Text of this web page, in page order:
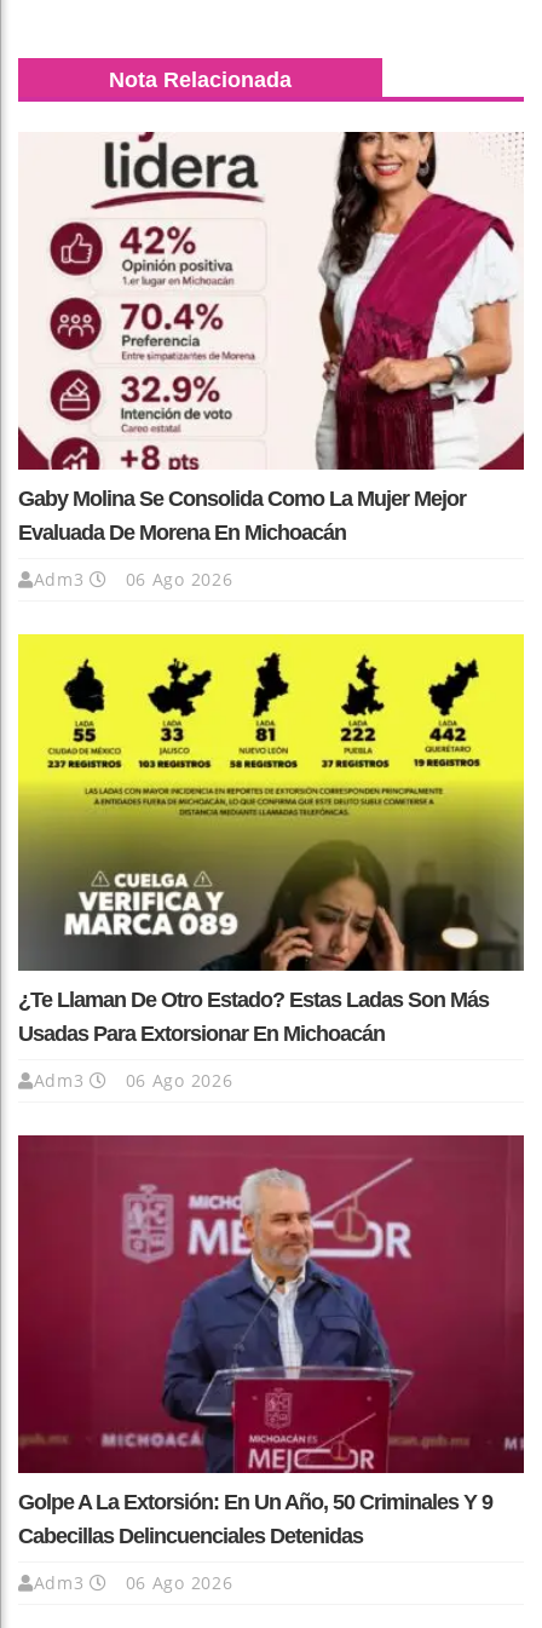
Nota Relacionada
Gaby Molina Se Consolida Como La Mujer Mejor
Evaluada De Morena En Michoacán
Adm3 06 Ago 2026
¿Te Llaman De Otro Estado? Estas Ladas Son Más
Usadas Para Extorsionar En Michoacán
Adm3 06 Ago 2026
Golpe A La Extorsión: En Un Año, 50 Criminales Y 9
Cabecillas Delincuenciales Detenidas
Adm3 06 Ago 2026